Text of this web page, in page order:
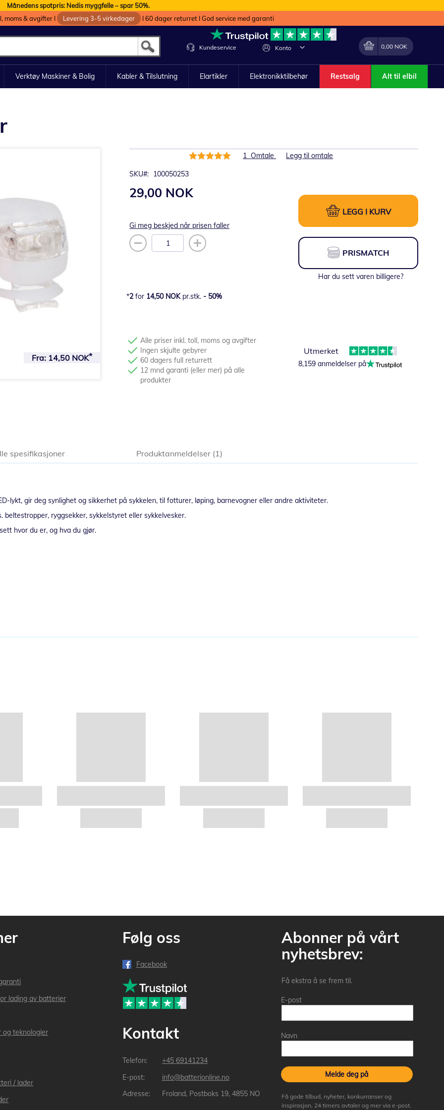
Månedens spotpris: Nedis myggfelle – spar 50%.
moms & avgifter I
Levering 3-5 virkedager I 60 dager returret I God service med garanti
Konto Endring
Min handlekurv
0,00 NOK
Kundeservice
Verktøy Maskiner & Bolig Kabler & Tilslutning Elartikler Elektronikktilbehør Restsalg Alt til elbil
SKU 100050253
Rating:
1Omtale Legg til omtale
29,00 NOK
Gi meg beskjed når prisen faller
LEGG I KURV
PRISMATCH
Har du sett varen billigere?
2for 14,50 NOK pr.stk. - 50%
Alle priser inkl. toll, moms og avgifter
Ingen skjulte gebyrer
60 dagers full returrett
12 mnd garanti (eller mer) på alle
produkter
Utmerket
8,159 anmeldelser på
Fra: 14,50 NOK 14,50 NOK
lykt, gir deg synlighet og sikkerhet på sykkelen, til fotturer, løping, barnevogner eller andre aktiviteter.
ryggsekker, sykkelstyret eller sykkelvesker.
hvor du er, og hva du gjør.
spesifikasjoner Produktanmeldelser 1
lading av batterier
og teknologier
/ lader
Følg oss
Facebook
Kontakt
+45 69141234
info@batterionline.no
Froland, Postboks 19, 4855 NO
Abonner på vårt
nyhetsbrev:
Få ekstra å se frem til.
E-post
Navn
Melde deg på
Få gode tilbud, nyheter, konkurranser og
inspirasjon, 24 timers avtaler og mer via e-post.